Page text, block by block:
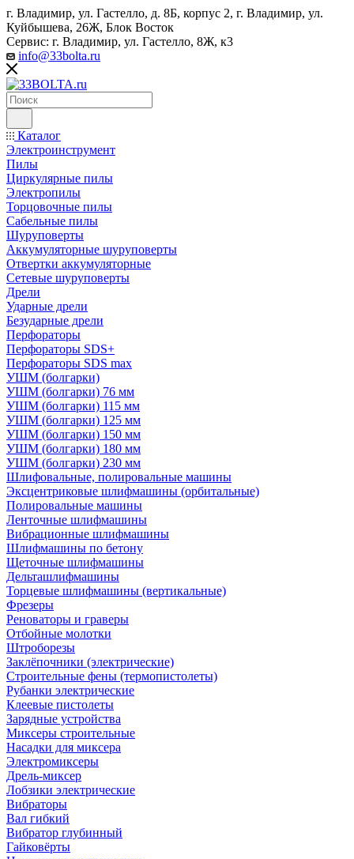
г. Владимир, ул. Гастелло, д. 8Б, корпус 2, г. Владимир, ул. ​
Куйбышева, 26Ж, Блок Восток
Сервис: г. Владимир, ул. Гастелло, 8Ж, к3
info@33bolta.ru
Каталог
Электроинструмент
Пилы
Циркулярные пилы
Электропилы
Торцовочные пилы
Сабельные пилы
Шуруповерты
Аккумуляторные шуруповерты
Отвертки аккумуляторные
Сетевые шуруповерты
Дрели
Ударные дрели
Безударные дрели
Перфораторы
Перфораторы SDS+
Перфораторы SDS max
УШМ (болгарки)
УШМ (болгарки) 76 мм
УШМ (болгарки) 115 мм
УШМ (болгарки) 125 мм
УШМ (болгарки) 150 мм
УШМ (болгарки) 180 мм
УШМ (болгарки) 230 мм
Шлифовальные, полировальные машины
Эксцентриковые шлифмашины (орбитальные)
Полировальные машины
Ленточные шлифмашины
Вибрационные шлифмашины
Шлифмашины по бетону
Щеточные шлифмашины
Дельташлифмашины
Торцевые шлифмашины (вертикальные)
Фрезеры
Реноваторы и граверы
Отбойные молотки
Штроборезы
Заклёпочники (электрические)
Строительные фены (термопистолеты)
Рубанки электрические
Клеевые пистолеты
Зарядные устройства
Миксеры строительные
Насадки для миксера
Электромиксеры
Дрель-миксер
Лобзики электрические
Вибраторы
Вал гибкий
Вибратор глубинный
Гайковёрты